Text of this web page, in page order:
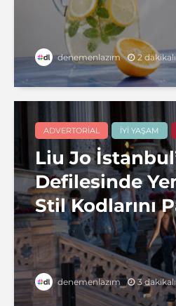
denemenlazım 2
ADVERTORIAL İYI YAŞAM
Liu Jo
Defilesinde
Stil Kodlarını
denemenlazım 3